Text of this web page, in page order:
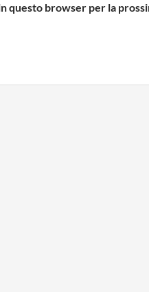
questo browser per la